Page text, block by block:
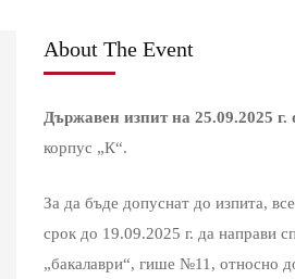
About The Event
Държавен изпит на 25.09.2025 г.
корпус „К“.
За да бъде допуснат до изпита,
срок до 19.09.2025 г. да направи
„бакалаври“, гише №11, относно